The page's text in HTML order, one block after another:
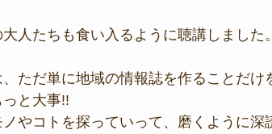
人たちも食い入るように聴講しました。
ただ単に地域の情報誌を作ることだけ
と大事!!
やコトを探っていって、磨くように深